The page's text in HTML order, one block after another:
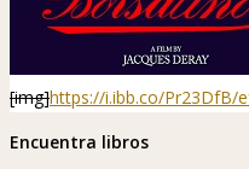
[img]https://i.ibb.co/Pr23DfB/
Encuentra libros